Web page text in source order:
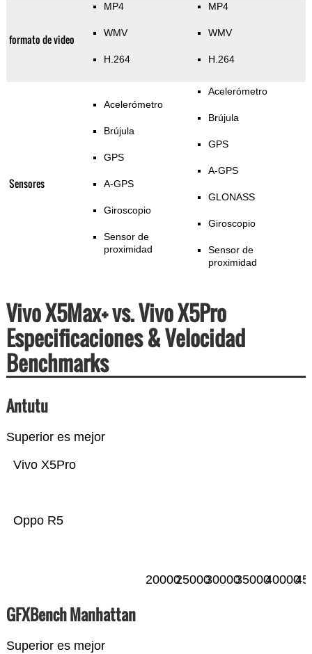
formato de video
MP4
WMV
H.264
MP4
WMV
H.264
Sensores
Acelerómetro
Brújula
GPS
A-GPS
Giroscopio
Sensor de
proximidad
Acelerómetro
Brújula
GPS
A-GPS
GLONASS
Giroscopio
Sensor de
proximidad
Vivo X5Max+ vs. Vivo X5Pro
Especificaciones & Velocidad
Benchmarks
Antutu
Superior es mejor
Oppo R5
Vivo X5Pro
2000025000300003500040000
GFXBench Manhattan
Superior es mejor